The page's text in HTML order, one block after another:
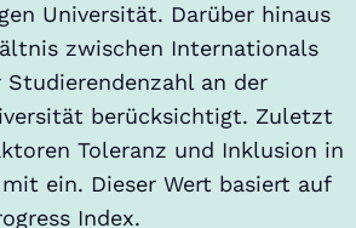
Universität. Darüber hinaus
zwischen Internationals
Studierendenzahl an der
berücksichtigt. Zuletzt
Toleranz und Inklusion in
ein. Dieser Wert basiert auf
Index.